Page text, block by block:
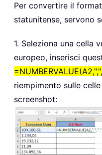
Per convertire il
statunitense, servono
1. Seleziona una cella
europeo, inserisci
riempimento sulle
screenshot: